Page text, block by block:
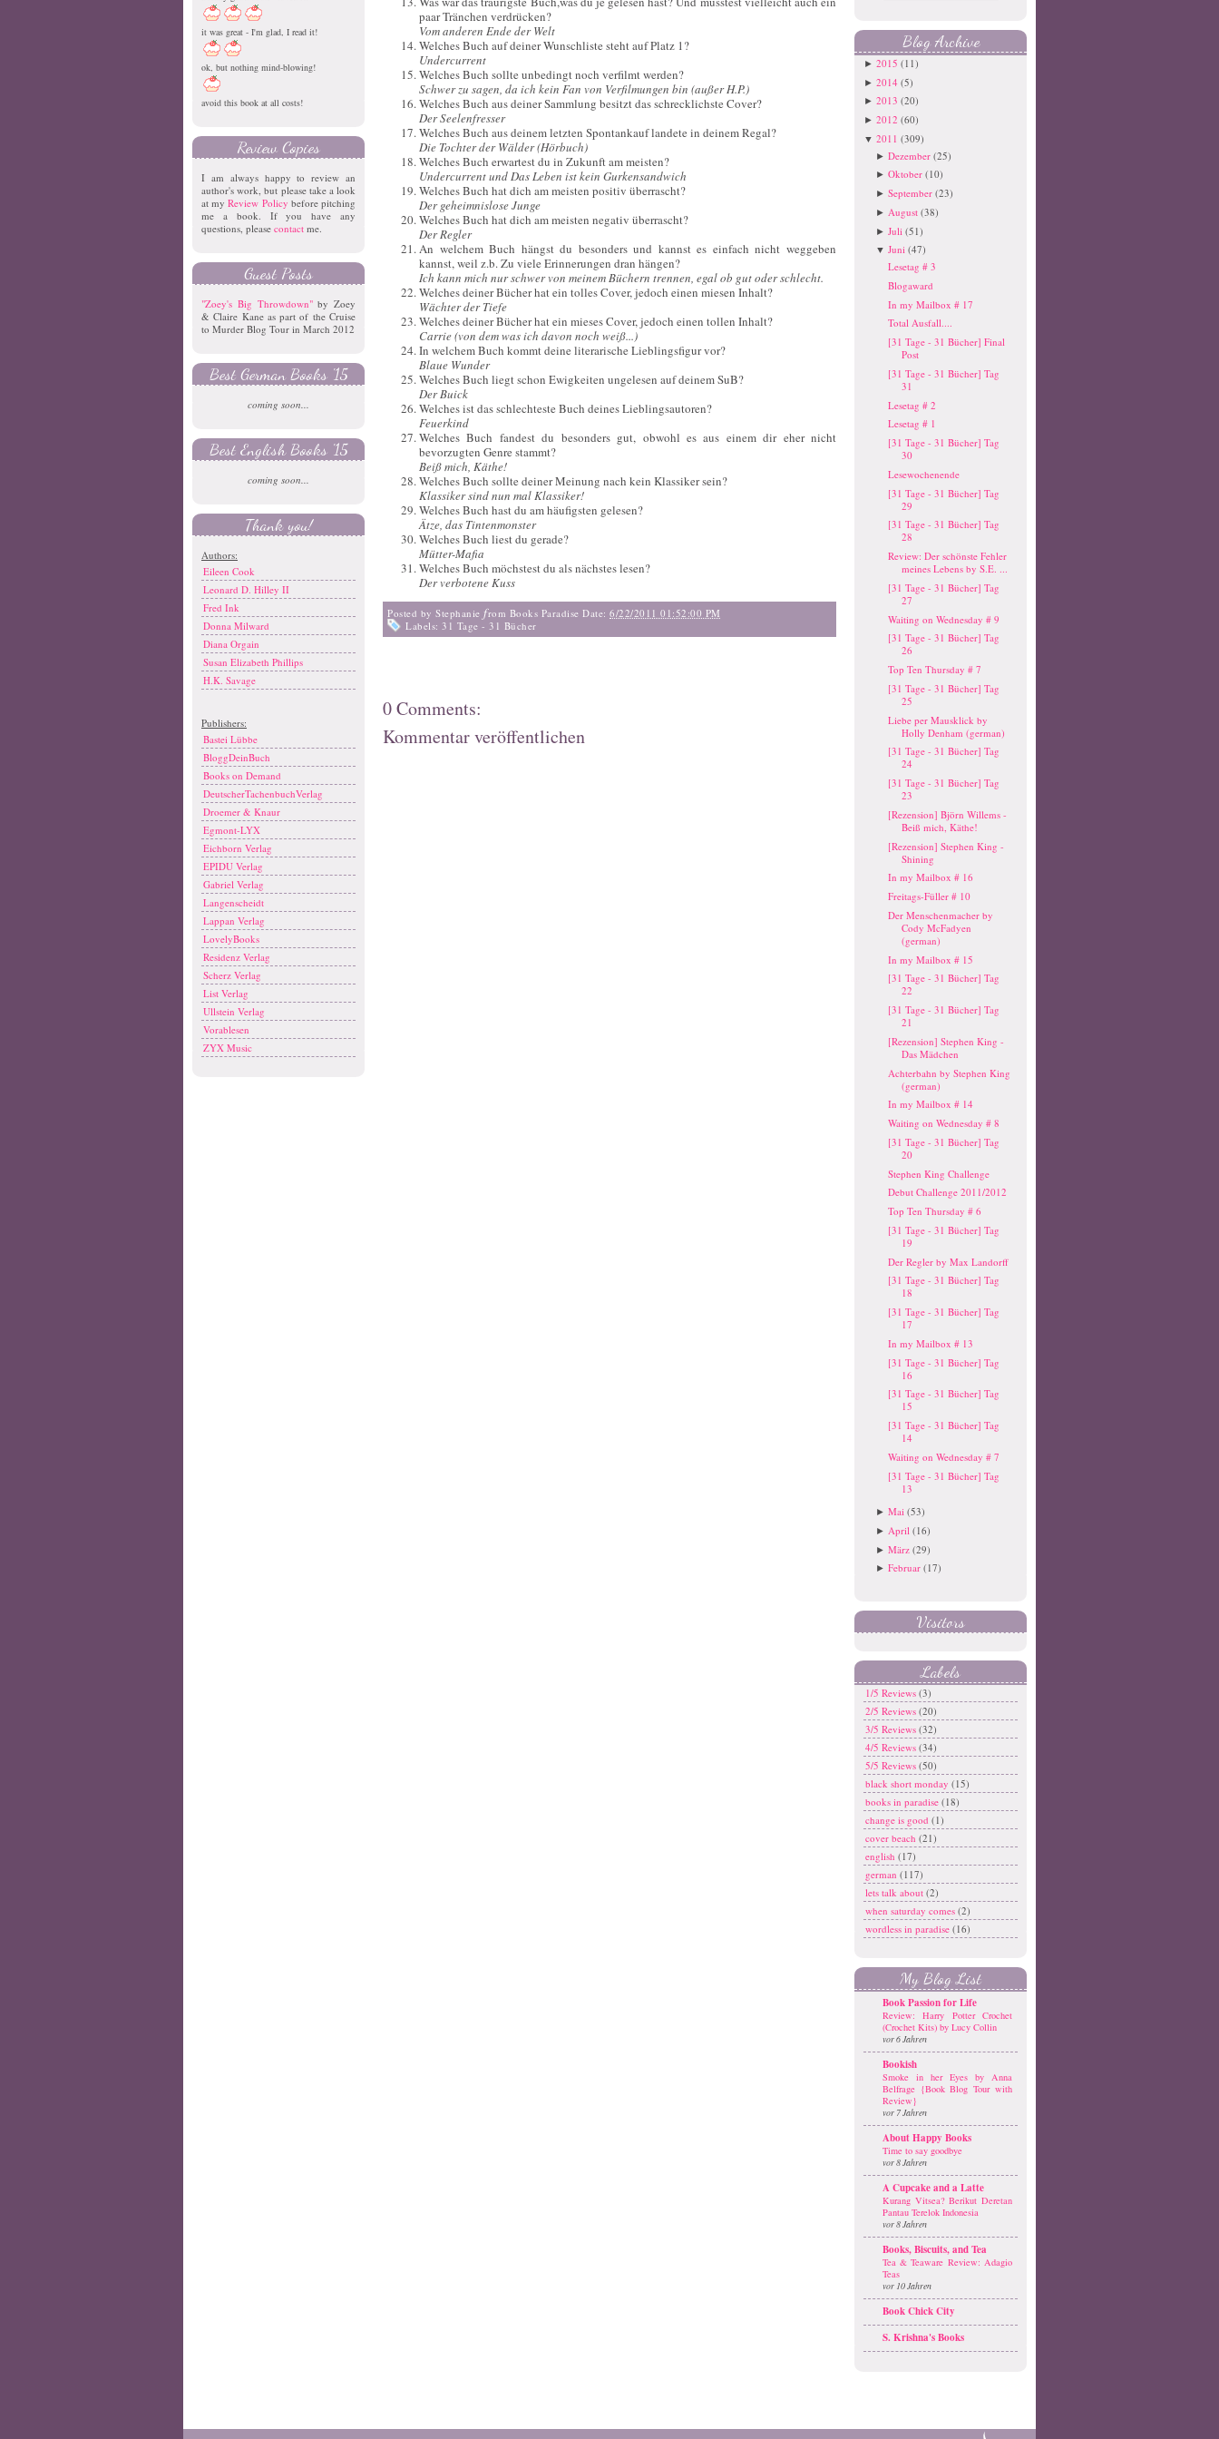
it was great - I'm glad, I read it!
ok, but nothing mind-blowing!
avoid this book at all costs!
Review Copies
I am always happy to review an
author's work, but please take a look
at myReview Policy before pitching
me a book. If you have any
questions, please contact me.
Guest Posts
"Zoey's Big Throwdown"by Zoey
& Claire Kane as part of the Cruise
to Murder Blog Tour in March 2012
Best German Books '15
coming soon...
Best English Books '15
coming soon...
Thank you!
Authors:
Eileen Cook
Leonard D. Hilley II
Fred Ink
Donna Milward
Diana Orgain
Susan Elizabeth Phillips
H.K. Savage
Publishers:
Bastei Lübbe
BloggDeinBuch
Books on Demand
DeutscherTachenbuchVerlag
Droemer & Knaur
Egmont-LYX
Eichborn Verlag
EPIDU Verlag
Gabriel Verlag
Langenscheidt
Lappan Verlag
LovelyBooks
Residenz Verlag
Scherz Verlag
List Verlag
Ullstein Verlag
Vorablesen
ZYX Music
paar Tränchen verdrücken?
Vom anderen Ende der Welt
Welches Buch auf deiner Wunschliste steht auf Platz 1?
Undercurrent
Welches Buch sollte unbedingt noch verfilmt werden?
Schwer zu sagen, da ich kein Fan von Verfilmungen bin (außer H.P.)
Welches Buch aus deiner Sammlung besitzt das schrecklichste Cover?
Der Seelenfresser
Welches Buch aus deinem letzten Spontankauf landete in deinem Regal?
Die Tochter der Wälder (Hörbuch)
Welches Buch erwartest du in Zukunft am meisten?
Undercurrent und Das Leben ist kein Gurkensandwich
Welches Buch hat dich am meisten positiv überrascht?
Der geheimnislose Junge
Welches Buch hat dich am meisten negativ überrascht?
Der Regler
An welchem Buch hängst du besonders und kannst es einfach nicht weggeben
kannst, weil z.b. Zu viele Erinnerungen dran hängen?
Ich kann mich nur schwer von meinem Büchern trennen, egal ob gut oder schlecht.
Welches deiner Bücher hat ein tolles Cover, jedoch einen miesen Inhalt?
Wächter der Tiefe
Welches deiner Bücher hat ein mieses Cover, jedoch einen tollen Inhalt?
Carrie (von dem was ich davon noch weiß...)
In welchem Buch kommt deine literarische Lieblingsfigur vor?
Blaue Wunder
Welches Buch liegt schon Ewigkeiten ungelesen auf deinem SuB?
Der Buick
Welches ist das schlechteste Buch deines Lieblingsautoren?
Feuerkind
Welches Buch fandest du besonders gut, obwohl es aus einem dir eher nicht
bevorzugten Genre stammt?
Beiß mich, Käthe!
Welches Buch sollte deiner Meinung nach kein Klassiker sein?
Klassiker sind nun mal Klassiker!
Welches Buch hast du am häufigsten gelesen?
Ätze, das Tintenmonster
Welches Buch liest du gerade?
Mütter-Mafia
Welches Buch möchstest du als nächstes lesen?
Der verbotene Kuss
Posted by Stephanie from Books Paradise Date: 6/22/2011 01:52:00 PM
Labels: 31 Tage - 31 Bücher
0 Comments:
Kommentar veröffentlichen
Blog Archive
► 2015 (11)
► 2014 (5)
► 2013 (20)
► 2012 (60)
▼ 2011 (309)
►Dezember (25)
►Oktober (10)
►September (23)
► August (38)
►Juli (51)
▼Juni (47)
Lesetag # 3
Blogaward
In my Mailbox # 17
Total Ausfall....
[31 Tage - 31 Bücher] Final
Post
[31 Tage - 31 Bücher] Tag
31
Lesetag # 2
Lesetag # 1
[31 Tage - 31 Bücher] Tag
30
Lesewochenende
[31 Tage - 31 Bücher] Tag
29
[31 Tage - 31 Bücher] Tag
28
Review: Der schönste Fehler
meines Lebens by S.E. ...
[31 Tage - 31 Bücher] Tag
27
Waiting on Wednesday # 9
[31 Tage - 31 Bücher] Tag
26
Top Ten Thursday # 7
[31 Tage - 31 Bücher] Tag
25
Liebe per Mausklick by
Holly Denham (german)
[31 Tage - 31 Bücher] Tag
24
[31 Tage - 31 Bücher] Tag
23
[Rezension] Björn Willems -
Beiß mich, Käthe!
[Rezension] Stephen King -
Shining
In my Mailbox # 16
Freitags-Füller # 10
Der Menschenmacher by
Cody McFadyen
(german)
In my Mailbox # 15
[31 Tage - 31 Bücher] Tag
22
[31 Tage - 31 Bücher] Tag
21
[Rezension] Stephen King -
Das Mädchen
Achterbahn by Stephen King
(german)
In my Mailbox # 14
Waiting on Wednesday # 8
[31 Tage - 31 Bücher] Tag
20
Stephen King Challenge
Debut Challenge 2011/2012
Top Ten Thursday # 6
[31 Tage - 31 Bücher] Tag
19
Der Regler by Max Landorff
[31 Tage - 31 Bücher] Tag
18
[31 Tage - 31 Bücher] Tag
17
In my Mailbox # 13
[31 Tage - 31 Bücher] Tag
16
[31 Tage - 31 Bücher] Tag
15
[31 Tage - 31 Bücher] Tag
14
Waiting on Wednesday # 7
[31 Tage - 31 Bücher] Tag
13
►Mai (53)
► April (16)
►März (29)
►Februar (17)
Visitors
Labels
1/5 Reviews (3)
2/5 Reviews (20)
3/5 Reviews (32)
4/5 Reviews (34)
5/5 Reviews (50)
black short monday (15)
books in paradise (18)
change is good (1)
cover beach (21)
english (17)
german (117)
lets talk about (2)
when saturday comes (2)
wordless in paradise (16)
My Blog List
Book Passion for Life
Review: Harry Potter Crochet
(Crochet Kits) by Lucy Collin
vor 6 Jahren
Bookish
Smoke in her Eyes by Anna
Belfrage {Book Blog Tour with
Review}
vor 7 Jahren
About Happy Books
Time to say goodbye
vor 8 Jahren
A Cupcake and a Latte
Kurang Vitsea? Berikut Deretan
Pantau Terelok Indonesia
vor 8 Jahren
Books, Biscuits, and Tea
Tea & Teaware Review: Adagio
Teas
vor 10 Jahren
Book Chick City
S. Krishna's Books